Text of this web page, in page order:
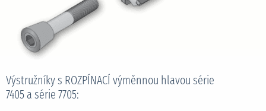
Výstružníky s ROZPÍNACÍ výměnnou hlavou série
7405 a série 7705: